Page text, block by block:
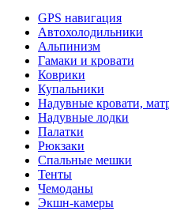
GPS навигация
Автохолодильники
Альпинизм
Гамаки и кровати
Коврики
Купальники
Надувные кровати,
Надувные лодки
Палатки
Рюкзаки
Спальные мешки
Тенты
Чемоданы
Экшн-камеры